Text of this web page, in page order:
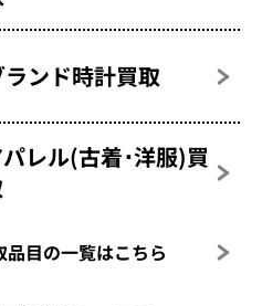
ランド時計買取
レル(古着･洋服)買
品目の一覧はこちら